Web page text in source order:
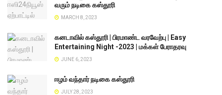
வரும் நடிகை கஸ்தூரி
MARCH 8, 2023
கனடாவில் கஸ்தூரி | பிரமாண்ட வரவேற்பு | Easy
Entertaining Night -2023 | மக்கள் பேராதரவு
JUNE 6, 2023
ஈழம் வந்தார் நடிகை கஸ்தூரி
JULY 28, 2023